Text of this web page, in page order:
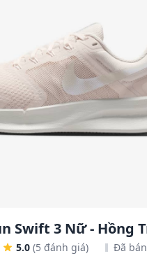
Swift 3 Nữ - Hồng
5.0 (5 đánh giá) Đã